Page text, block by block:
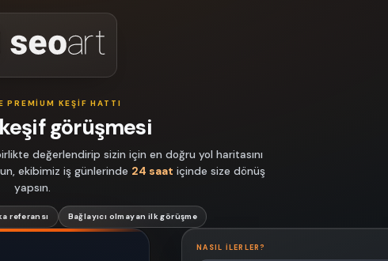
PREMIUM KEŞIF HATTI
görüşmesi
değerlendirip sizin için en doğru yol haritasını
ekibimiz iş günlerinde 24 saat içinde size dönüş
yapsın.
referansı Bağlayıcı olmayan ilk görüşme
NASIL ILERLER?